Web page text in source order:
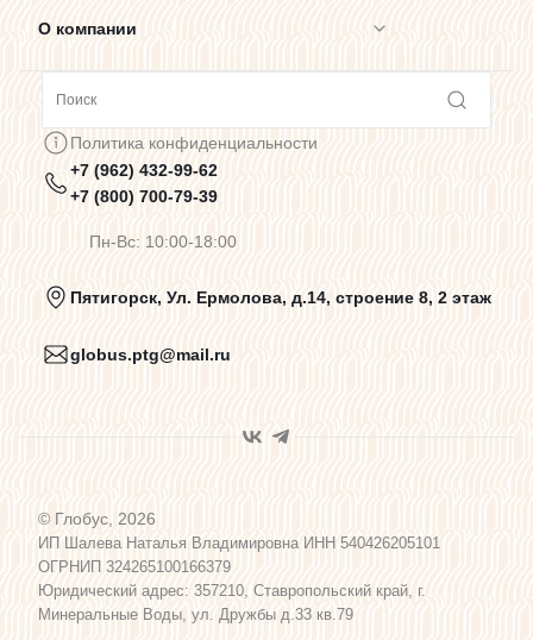
О компании
Предупреждения о цветопередаче
Политика конфиденциальности
Пользовательское соглашение
Программа лояльности
Карта сайта
Политика конфиденциальности
+7 (962) 432-99-62
+7 (800) 700-79-39
Пн-Вс: 10:00-18:00
Пятигорск, Ул. Ермолова, д.14, строение 8, 2 этаж
globus.ptg@mail.ru
© Глобус, 2026
ИП Шалева Наталья Владимировна ИНН 540426205101
ОГРНИП 324265100166379
Юридический адрес: 357210, Ставропольский край, г.
Минеральные Воды, ул. Дружбы д.33 кв.79